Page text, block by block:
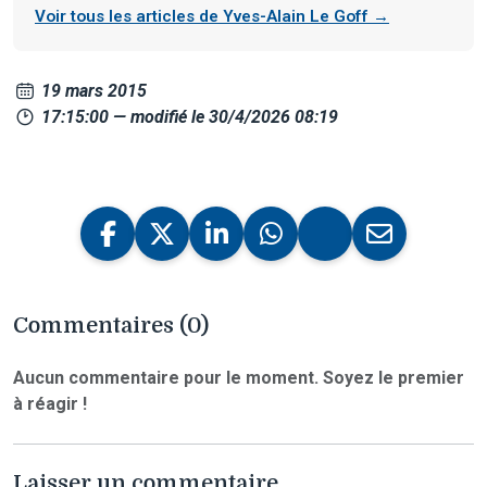
Voir tous les articles de Yves-Alain Le Goff →
19 mars 2015
17:15:00 — modifié le 30/4/2026 08:19
Commentaires (0)
Aucun commentaire pour le moment. Soyez le premier
à réagir !